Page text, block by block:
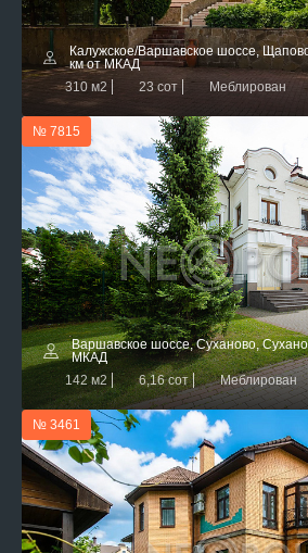
Калужское/Варшавское шоссе,
км от МКАД
310 м2
23 сот Меблирован
№ 7815
Варшавское шоссе, Суханово,
МКАД
142 м2
6,16 сот Меблирован
№ 3461